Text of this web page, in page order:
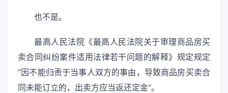
也不是。
最高人民法院《最高人民法院关于审理商品房买
卖合同纠纷案件适用法律若干问题的解释》规定规定
“因不能归责于当事人双方的事由，导致商品房买卖合
同未能订立的，出卖方应当返还定金”。